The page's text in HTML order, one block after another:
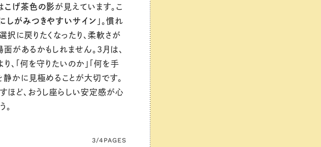
こげ茶色の影が見えています。こ
しがみつきやすいサイン 」。慣れ
択に戻りたくなったり、柔軟さが
があるかもしれません。3月は、
、「何を守りたいのか」「何を手
静かに見極めることが大切です。
ほど、おうし座らしい安定感が心
。
3/4 PAGES